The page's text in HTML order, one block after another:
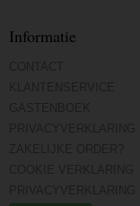
Informatie